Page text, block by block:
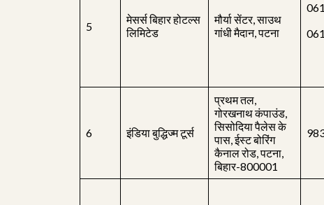
5
मेसर्स बिहार होटल्स
लिमिटेड
मौर्या सेंटर, साउथ
गांधी मैदान, पटना
6 इंडिया बुद्धिज्म टूर्स
प्रथम तल,
गोरखनाथ कंपाउंड,
सिसोदिया पैलेस के
पास, ईस्ट बोरिंग
कैनाल रोड, पटना,
बिहार-800001